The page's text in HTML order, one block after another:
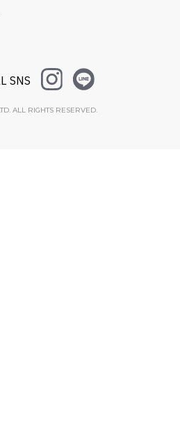
SNS
ALL RIGHTS RESERVED.